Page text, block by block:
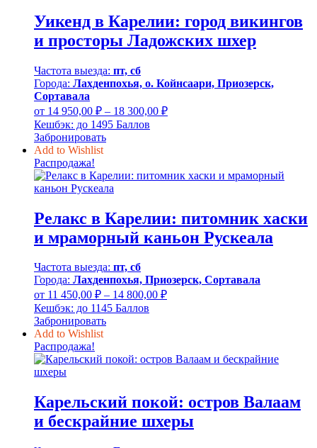
Уикенд в Карелии: город викингов
и просторы Ладожских шхер
Частота выезда: пт, сб
Города: Лахденпохья, о. Койнсаари, Приозерск,
Сортавала
от 14 950,00 ₽ – 18 300,00 ₽Диапазон
18
Кешбэк: до 1495 Баллов
Забронировать
Add to Wishlist
Распродажа!
Релакс в Карелии: питомник хаски
и мраморный каньон Рускеала
Частота выезда: пт, сб
Города: Лахденпохья, Приозерск, Сортавала
от 11 450,00 ₽ – 14 800,00 ₽Диапазон
14
Кешбэк: до 1145 Баллов
Забронировать
Add to Wishlist
Распродажа!
Карельский покой: остров Валаам
и бескрайние шхеры